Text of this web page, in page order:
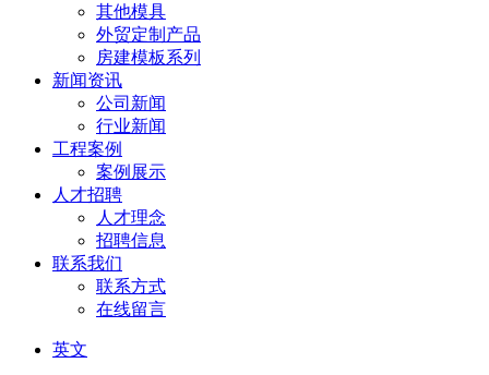
其他模具
外贸定制产品
房建模板系列
新闻资讯
公司新闻
行业新闻
工程案例
案例展示
人才招聘
人才理念
招聘信息
联系我们
联系方式
在线留言
英文